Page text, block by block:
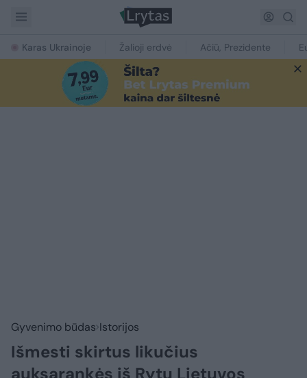
Karas Ukrainoje Žalioji erdvė Ačiū, Prezidente
Gyvenimo būdas Istorijos
Išmesti skirtus likučius
auksarankės iš Rytų Lietuvos